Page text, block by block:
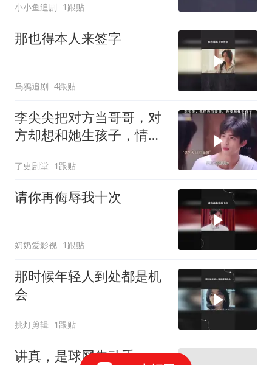
小小鱼追剧 1跟贴
那也得本人来签字
乌鸦追剧 4跟贴
李尖尖把对方当哥哥，对
方却想和她生孩子，情感
了史剧堂 1跟贴
请你再侮辱我十次
奶奶爱影视 1跟贴
那时候年轻人到处都是机
会
挑灯剪辑 1跟贴
讲真，是球网先动手